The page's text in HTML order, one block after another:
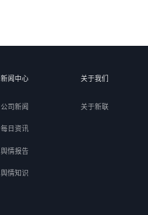
新闻中心
公司新闻
每日资讯
舆情报告
舆情知识
关于我们
关于新联